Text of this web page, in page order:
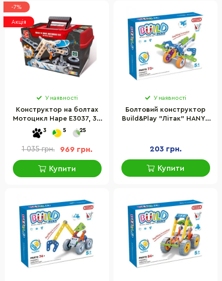
-7%
Акція
У наявності
Конструктор на болтах
Мотоцикл Hape E3037, 34
деталі
3 5 25
1 035 грн. 969 грн.
Купити
У наявності
Болтовий конструктор
Build&Play "Літак" HANYE
203 грн.
Купити